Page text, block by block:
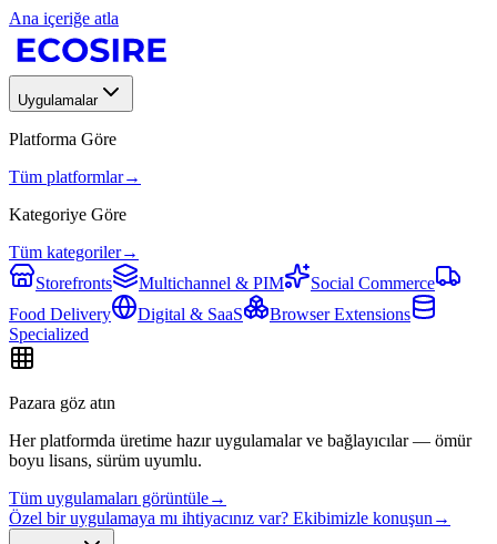
Ana içeriğe atla
Uygulamalar
Platforma Göre
Tüm platformlar→
Kategoriye Göre
Tüm kategoriler→
Storefronts
Multichannel & PIM
Social Commerce
Food Delivery
Digital & SaaS
Browser Extensions
Specialized
Pazara göz atın
Her platformda üretime hazır uygulamalar ve bağlayıcılar — ömür
boyu lisans, sürüm uyumlu.
Tüm uygulamaları görüntüle→
Özel bir uygulamaya mı ihtiyacınız var? Ekibimizle konuşun →